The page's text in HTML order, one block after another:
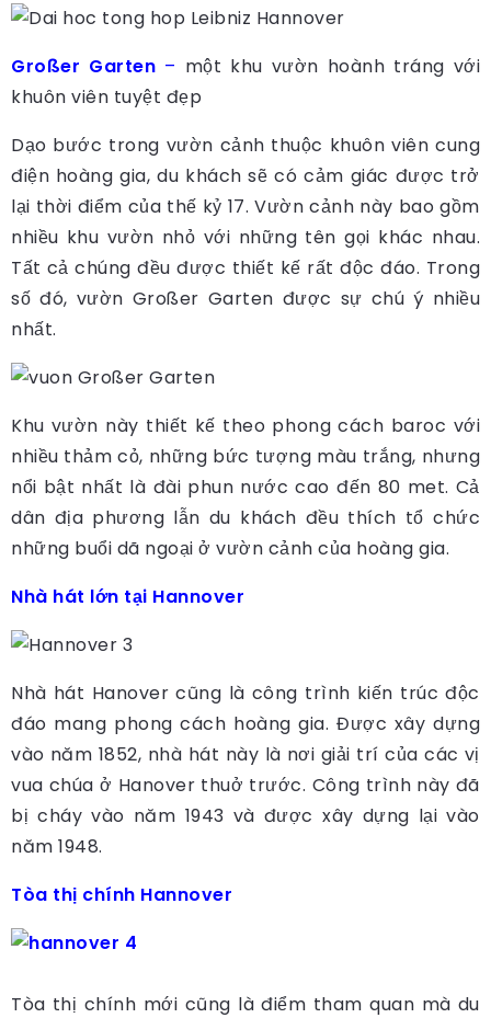
Großer Garten – một khu vườn hoành tráng với
khuôn viên tuyệt đẹp
Dạo bước trong vườn cảnh thuộc khuôn viên cung
điện hoàng gia, du khách sẽ có cảm giác được trở
lại thời điểm của thế kỷ 17. Vườn cảnh này bao gồm
nhiều khu vườn nhỏ với những tên gọi khác nhau.
Tất cả chúng đều được thiết kế rất độc đáo. Trong
số đó, vườn Großer Garten được sự chú ý nhiều
nhất.
Khu vườn này thiết kế theo phong cách baroc với
nhiều thảm cỏ, những bức tượng màu trắng, nhưng
nổi bật nhất là đài phun nước cao đến 80 met. Cả
dân địa phương lẫn du khách đều thích tổ chức
những buổi dã ngoại ở vườn cảnh của hoàng gia.
Nhà hát lớn tại Hannover
Nhà hát Hanover cũng là công trình kiến trúc độc
đáo mang phong cách hoàng gia. Được xây dựng
vào năm 1852, nhà hát này là nơi giải trí của các vị
vua chúa ở Hanover thuở trước. Công trình này đã
bị cháy vào năm 1943 và được xây dựng lại vào
năm 1948.
Tòa thị chính Hannover
Tòa thị chính mới cũng là điểm tham quan mà du